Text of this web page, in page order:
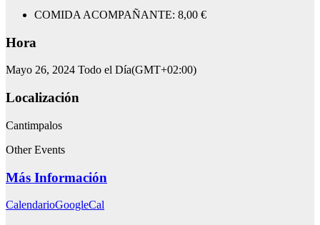
COMIDA ACOMPAÑANTE: 8,00 €
Hora
Mayo 26, 2024 Todo el Día(GMT+02:00)
Localización
Cantimpalos
Other Events
Más Información
CalendarioGoogleCal